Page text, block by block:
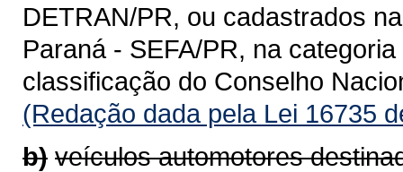
DETRAN/PR, ou cadastrados
Paraná - SEFA/PR, na
classificação do Conselho
(Redação dada pela Lei 16735
b) veículos automotores